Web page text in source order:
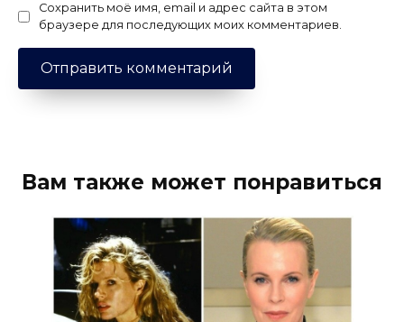
Сохранить моё имя, email и адрес сайта в этом
браузере для последующих моих комментариев.
Вам также может понравиться